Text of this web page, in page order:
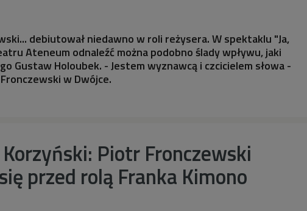
debiutował niedawno w roli reżysera. W spektaklu "Ja,
Ateneum odnaleźć można podobno ślady wpływu, jaki
Gustaw Holoubek. - Jestem wyznawcą i czcicielem słowa -
w Dwójce.
Piotr Fronczewski
przed rolą Franka Kimono